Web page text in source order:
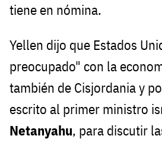
tiene en nómina.
Yellen dijo que Estados
preocupado" con la
también de Cisjordania y
escrito al primer ministro
Netanyahu, para discutir